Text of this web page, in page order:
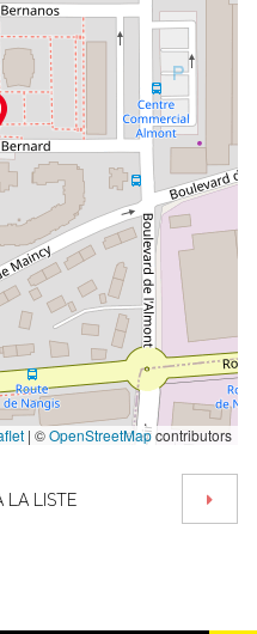
| ©OpenStreetMapcontributors
LA LISTE